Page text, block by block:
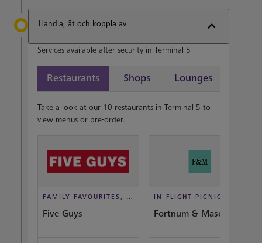
Handla, ät och koppla av
Services available after security in Terminal 5
Restaurants Shops Lounges
Take a look at our 10 restaurants in Terminal 5 to
view menus or pre-order.
FAMILY FAVOURITES, TAKEOUT, CASUAL DINING
Five Guys Fortnum & Mason Bar